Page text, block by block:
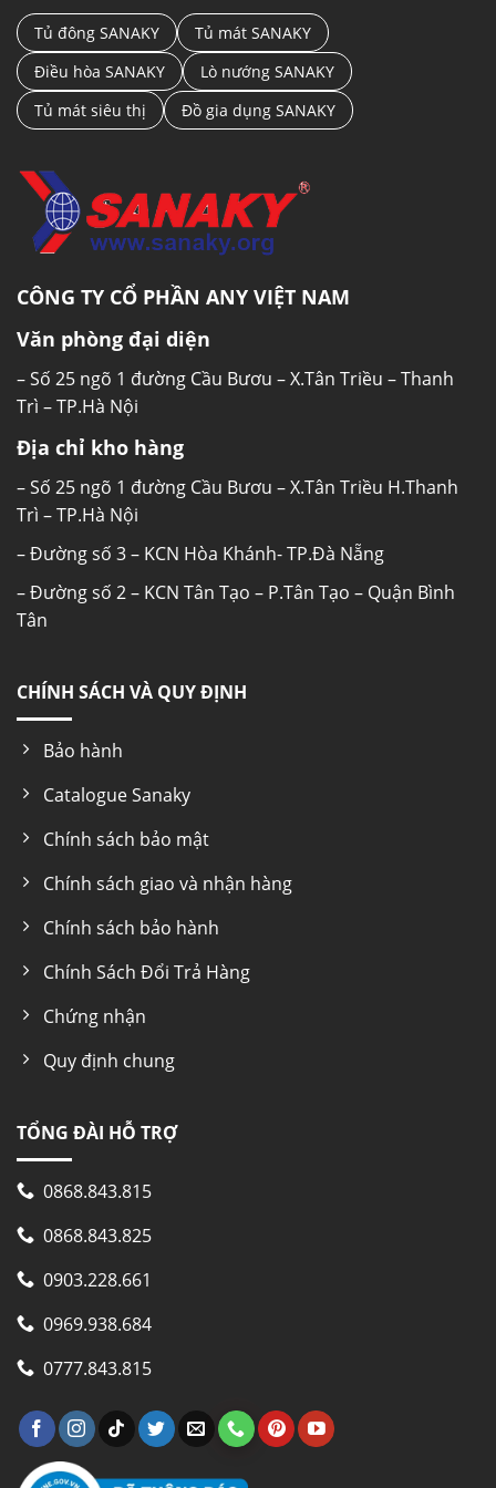
sẽ giúp người sử dụng kiểm soát tốt hơn hoạt
động đóng – mở tủ mát.
Kệ đi kèm: Khi mua tủ kệ sẽ được tặng kèm cho
khách hàng, người sử dụng có thể dễ dàng sắp
tiện lợi nhất.
Thông số kĩ thuật Tủ mát Sanaky VH-6009HP
Model
VH-6009HP
No-Frost (không bám tuyết)
Chất liệu dàn lạnh
Thường
0°C ~ 10°C
Công suất
Tủ đông SANAKY
Tủ mát SANAKY
Điều hòa SANAKY
Lò nướng SANAKY
Tủ mát siêu thị
Đồ gia dụng SANAKY
CÔNG TY CỔ PHẦN ANY VIỆT NAM
Văn phòng đại diện
– Số 25 ngõ 1 đường Cầu Bươu – X.Tân Triều – Thanh
Trì – TP.Hà Nội
Địa chỉ kho hàng
– Số 25 ngõ 1 đường Cầu Bươu – X.Tân Triều H.Thanh
Trì – TP.Hà Nội
– Đường số 3 – KCN Hòa Khánh- TP.Đà Nẵng
– Đường số 2 – KCN Tân Tạo – P.Tân Tạo – Quận Bình
Tân
CHÍNH SÁCH VÀ QUY ĐỊNH
Bảo hành
Catalogue Sanaky
Chính sách bảo mật
Chính sách giao và nhận hàng
Chính sách bảo hành
Chính Sách Đổi Trả Hàng
Chứng nhận
Quy định chung
TỔNG ĐÀI HỖ TRỢ
0868.843.815
0868.843.825
0903.228.661
0969.938.684
0777.843.815